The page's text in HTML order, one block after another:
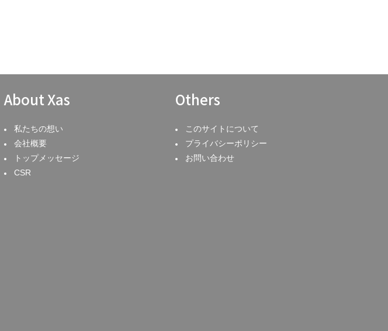
About Xas
私たちの想い
会社概要
トップメッセージ
CSR
Others
このサイトについて
プライバシーポリシー
お問い合わせ